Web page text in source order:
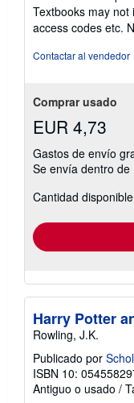
Textbooks may not
access codes etc.
Contactar al vendedor
Comprar usado
EUR 4,73
Gastos de envío
Se envía dentro de
Cantidad
Harry Potter
Rowling, J.K.
Publicado por
ISBN 10:
Antiguo o usado /